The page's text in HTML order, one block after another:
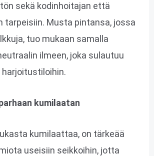
sekä kodinhoitajan että
tarpeisiin. Musta pintansa, jossa
tuo mukaan samalla
ilmeen, joka sulautuu
harjoitustiloihin.
kumilaatan
kumilaattaa, on tärkeää
useisiin seikkoihin, jotta